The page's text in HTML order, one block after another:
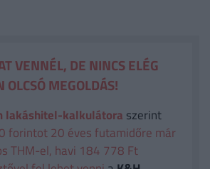
VENNÉL, DE NINCS ELÉG
OLCSÓ MEGOLDÁS!
lakáshitel-kalkulátora szerint
forintot 20 éves futamidőre már
THM-el, havi 184 778 Ft